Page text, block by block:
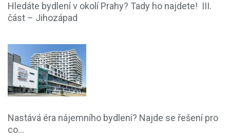
Hledáte bydlení v okolí Prahy? Tady ho najdete! III.
část – Jihozápad
Nastává éra nájemního bydlení? Najde se řešení pro
co...